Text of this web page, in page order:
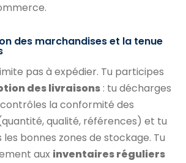
des marchandises et la tenue
pas à expédier. Tu participes
des livraisons : tu décharges
la conformité des
qualité, références) et tu
les bonnes zones de stockage. Tu
aux inventaires réguliers